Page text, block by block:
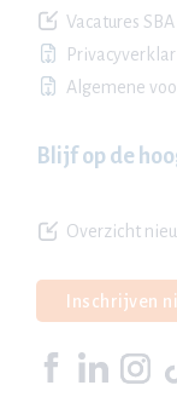
Vacatures SBA
Algemene
Blijf op de
Overzicht
Inschrijven